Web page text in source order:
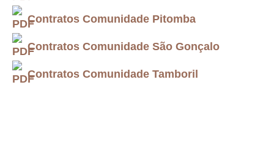
Contratos Comunidade Pitomba
Contratos Comunidade São Gonçalo
Contratos Comunidade Tamboril